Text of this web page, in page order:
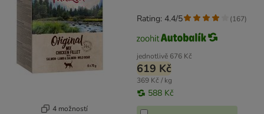
4 možností
jednotlivě 676 Kč
619 Kč
369 Kč / kg
588 Kč
Rating: 4.4/5 (167)